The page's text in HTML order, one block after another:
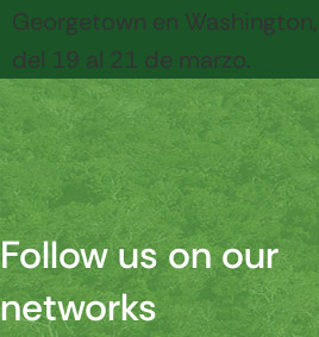
Georgetown en
del 19 al 21 de marzo.
Follow us on our
networks